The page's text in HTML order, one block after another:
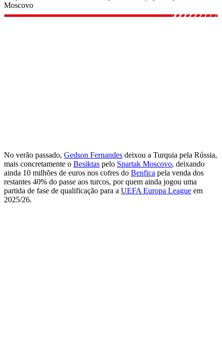
Moscovo
No verão passado, Gedson Fernandes deixou a Turquia pela Rússia,
mais concretamente o Besiktas pelo Spartak Moscovo, deixando
ainda 10 milhões de euros nos cofres do Benfica pela venda dos
restantes 40% do passe aos turcos, por quem ainda jogou uma
partida de fase de qualificação para a UEFA Europa League em
2025/26.